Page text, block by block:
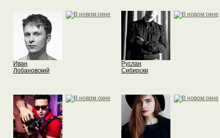
Иван
Лобановский
Руслан
Сибирски